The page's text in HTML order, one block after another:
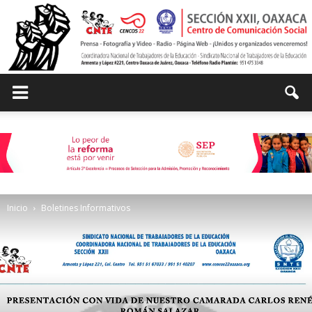
de
Social
Inicio Boletines Informativos